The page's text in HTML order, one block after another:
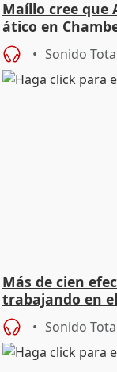
Maíllo cree que
ático en
Sonido
Más de cien
trabajando en
Sonido